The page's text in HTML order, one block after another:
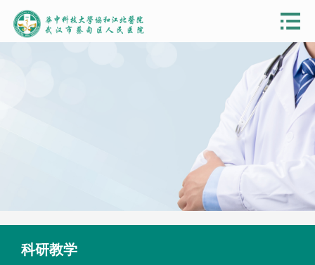
科研教学